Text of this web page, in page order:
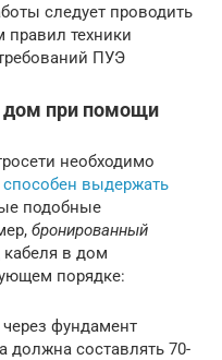
следует проводить
техники
ПУЭ
дом при помощи
необходимо
выдержать
подобные
бронированный
в дом
порядке:
фундамент
должна составлять 70-